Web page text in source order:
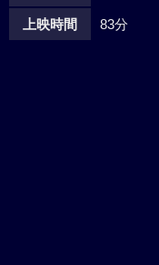
上映時間 83分